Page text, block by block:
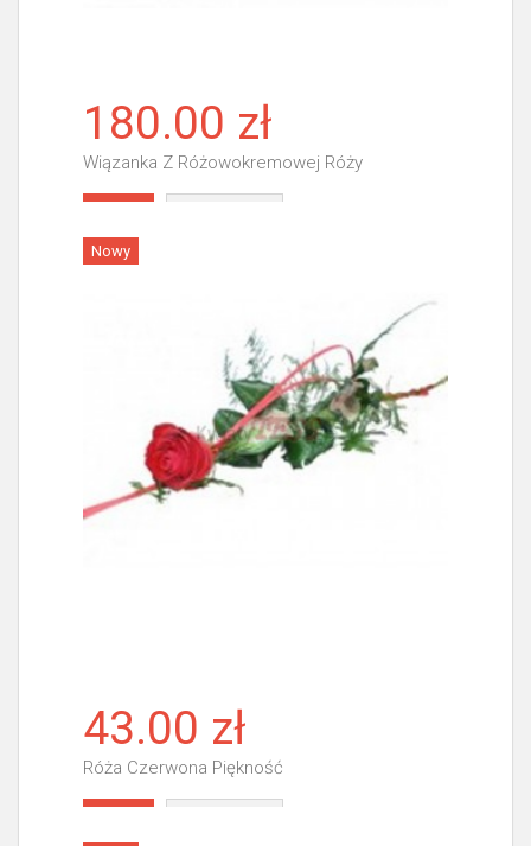
180.00 zł
Wiązanka Z Różowokremowej Róży
Nowy
43.00 zł
Róża Czerwona Piękność